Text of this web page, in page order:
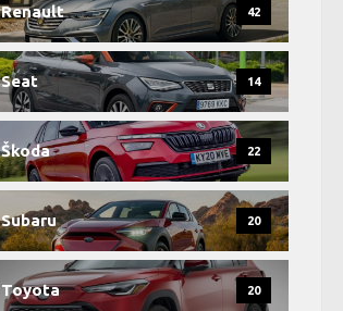
Renault 42
Seat 14
Škoda 22
Subaru 20
Toyota 20